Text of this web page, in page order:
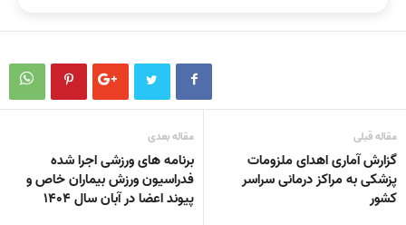
مقاله قبلی
گزارش آماری اهدای ملزومات
پزشکی به مراکز درمانی سراسر
کشور
مقاله بعدی
برنامه های ورزشی اجرا شده
فدراسیون ورزش بیماران خاص و
پیوند اعضا در آبان سال ۱۴۰۴